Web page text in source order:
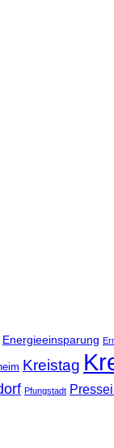
Energieeinsparung
Kreistag
Pfungstadt